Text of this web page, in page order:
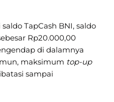
TapCash BNI, saldo
Rp20.000,00
di dalamnya
maksimum top-up
sampai